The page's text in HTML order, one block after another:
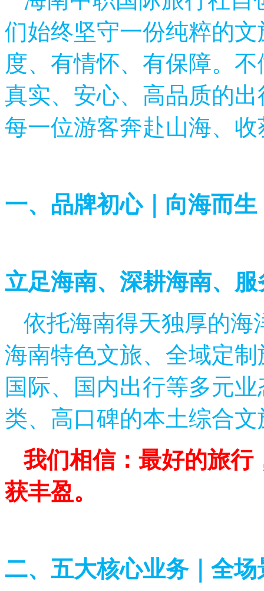
们始终坚守一份纯粹的
度、有情怀、有保障。
真实、安心、高品质的
每一位游客奔赴山海、
一、品牌初心｜向海而
立足海南、深耕海南、
依托海南得天独厚的海
海南特色文旅、全域定
国际、国内出行等多元
类、高口碑的本土综合
我们相信：最好的旅行
获丰盈。
二、五大核心业务｜全